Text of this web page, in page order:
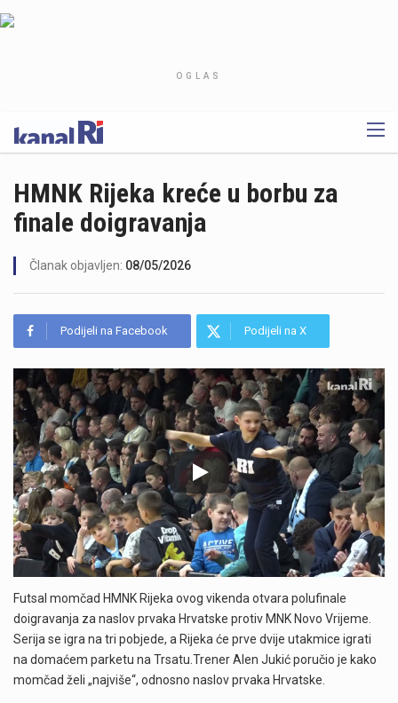
OGLAS
HMNK Rijeka kreće u borbu za
finale doigravanja
Članak objavljen: 08/05/2026
Podijeli na Facebook Podijeli na X
Futsal momčad HMNK Rijeka ovog vikenda otvara polufinale
doigravanja za naslov prvaka Hrvatske protiv MNK Novo Vrijeme.
Serija se igra na tri pobjede, a Rijeka će prve dvije utakmice igrati
na domaćem parketu na Trsatu.Trener Alen Jukić poručio je kako
momčad želi „najviše“, odnosno naslov prvaka Hrvatske.